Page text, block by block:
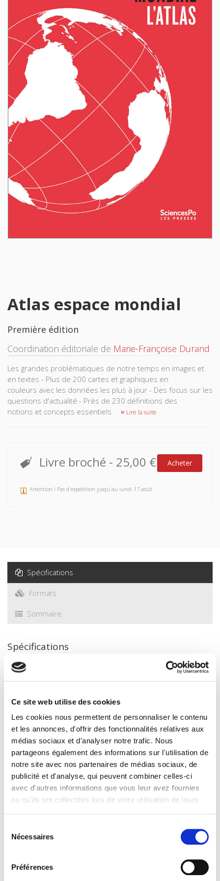
Ce site web utilise des cookies
Les cookies nous permettent de personnaliser le contenu
et les annonces, d'offrir des fonctionnalités relatives aux
médias sociaux et d'analyser notre trafic. Nous
partageons également des informations sur l'utilisation de
notre site avec nos partenaires de médias sociaux, de
publicité et d'analyse, qui peuvent combiner celles-ci
avec d'autres informations que vous leur avez fournies
ou qu'ils ont collectées lors de votre utilisation de leurs
Nécessaires
Préférences
Atlas espace mondial
Première édition
Coordination éditoriale de Marie-Françoise Durand
Les grandes problématiques de notre temps en images et
en textes - Plus de 200 cartes et graphiques en
couleurs avec les données les plus à jour - Des focus sur les
questions d'actualité - Près de 230 définitions des
notions et concepts essentiels
Lire la suite
Livre broché - 25,00 € Acheter
Attention ! Pas d'expédition jusqu'au lundi 17 août
Spécifications
Formats
Sommaire
Spécifications
Coordination éditoriale de
Marie-Françoise Durand
Avec
Mélanie Albaret,Delphine Allès, Philippe Copinschi
Maertens,Delphine Placidi-Frot,Atelier de cartographie de
Sciences Po
Collection
Atlas
Langue
Internet Hierarchy
Collège universitaire
Catégorie (éditeur)
Internet Hierarchy
Gouvernance mondiale